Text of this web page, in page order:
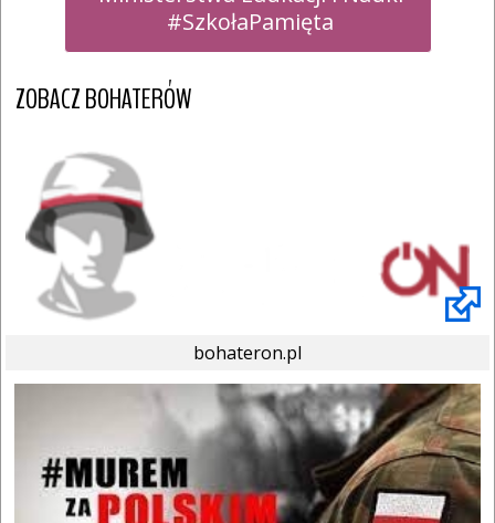
#SzkołaPamięta
ZOBACZ BOHATERÓW
bohateron.pl